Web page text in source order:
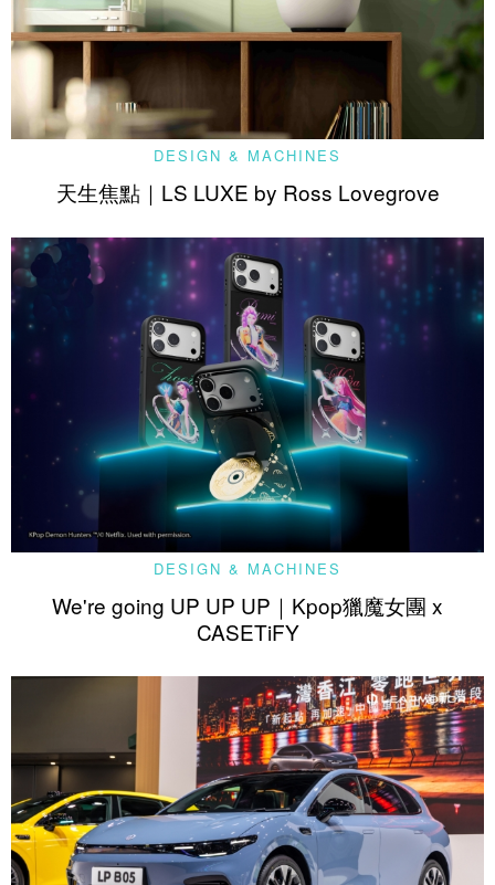
DESIGN & MACHINES
天生焦點｜LS LUXE by Ross Lovegrove
DESIGN & MACHINES
We're going UP UP UP｜Kpop獵魔女團 x
CASETiFY